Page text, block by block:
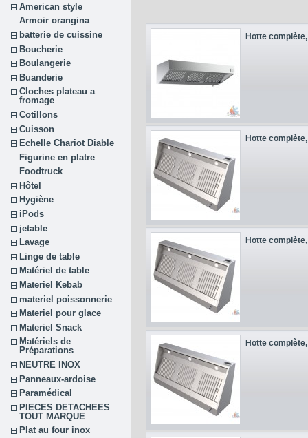
American style
Armoir orangina
batterie de cuissine
Boucherie
Boulangerie
Buanderie
Cloches plateau a
fromage
Cotillons
Cuisson
Echelle Chariot Diable
Figurine en platre
Foodtruck
Hôtel
Hygiène
iPods
jetable
Lavage
Linge de table
Matériel de table
Materiel Kebab
materiel poissonnerie
Materiel pour glace
Materiel Snack
Matériels de
Préparations
NEUTRE INOX
Panneaux-ardoise
Paramédical
PIECES DETACHEES
TOUT MARQUE
Plat au four inox
Hotte complète,
Hotte
Hotte
Hotte complète,